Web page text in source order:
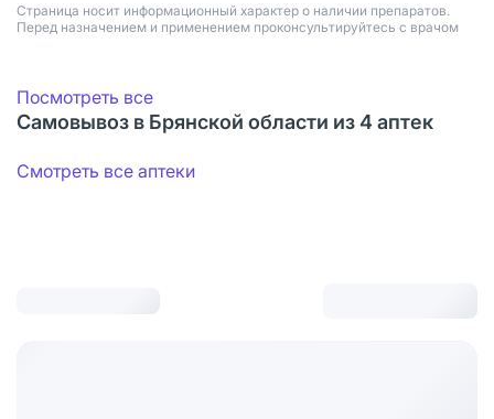
Страница носит информационный характер о наличии препаратов.
Перед назначением и применением проконсультируйтесь с врачом
Посмотреть все
Самовывоз в Брянской области из 4 аптек
Смотреть все аптеки